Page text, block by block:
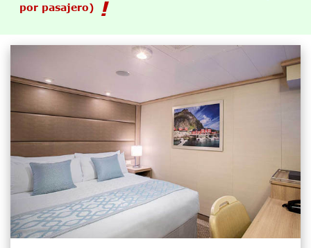
por pasajero)